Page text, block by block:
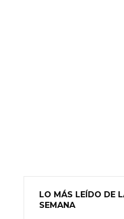
LO MÁS LEÍDO DE
SEMANA